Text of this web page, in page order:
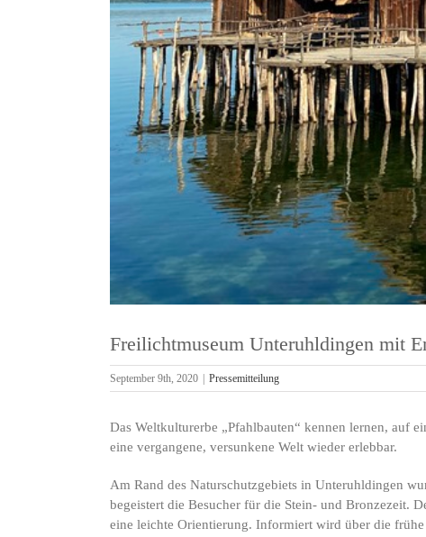
Freilichtmuseum Unteruhldingen mit
September 9th, 2020 Pressemitteilung
Das Weltkulturerbe „Pfahlbauten“ kennen lernen, auf
eine vergangene, versunkene Welt wieder erlebbar.
Am Rand des Naturschutzgebiets in Unteruhldingen
begeistert die Besucher für die Stein- und Bronzezeit.
eine leichte Orientierung. Informiert wird über die frühe